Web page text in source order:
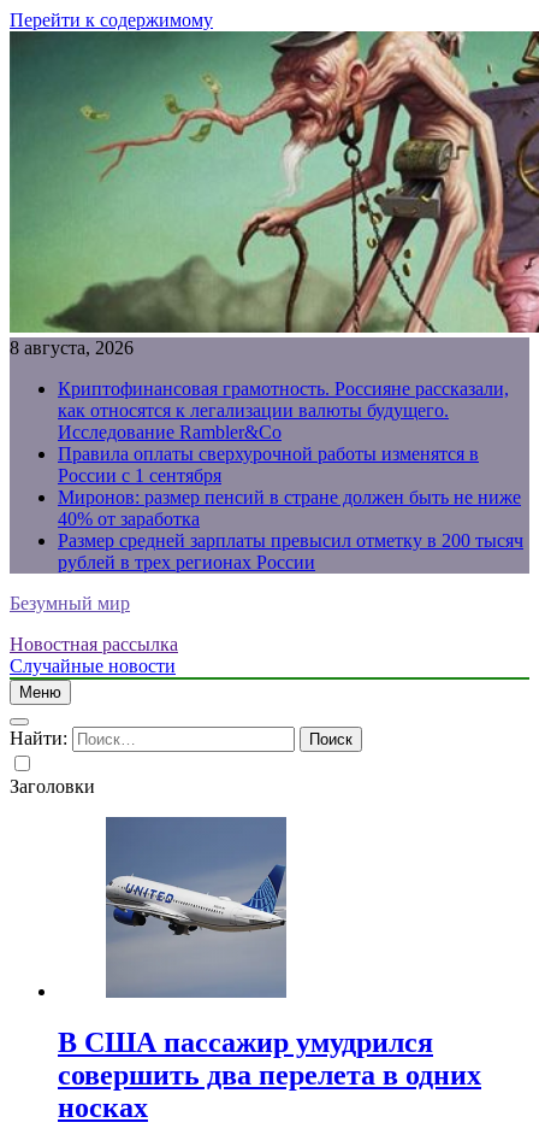
Перейти к содержимому
8 августа, 2026
Криптофинансовая грамотность. Россияне рассказали,
как относятся к легализации валюты будущего.
Исследование Rambler&Co
Правила оплаты сверхурочной работы изменятся в
России с 1 сентября
Миронов: размер пенсий в стране должен быть не ниже
40% от заработка
Размер средней зарплаты превысил отметку в 200 тысяч
рублей в трех регионах России
Безумный мир
Новостная рассылка
Случайные новости
Меню
Найти:
Заголовки
В США пассажир умудрился
совершить два перелета в одних
носках